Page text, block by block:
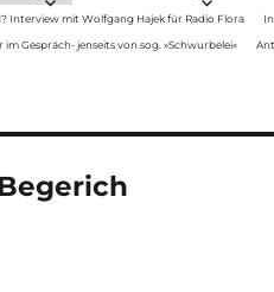
Interview mit Wolfgang Hajek für Radio Flora
Gespräch- jenseits von sog. »Schwurbelei«